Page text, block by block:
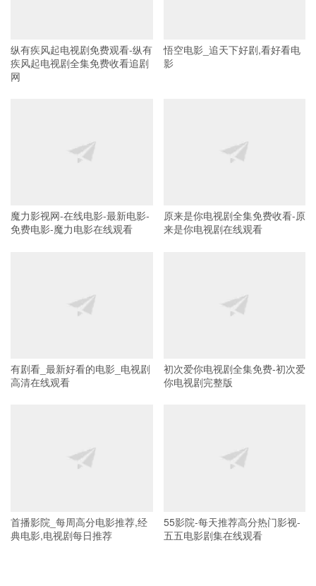
纵有疾风起电视剧免费观看-纵有
疾风起电视剧全集免费收看追剧
网
悟空电影_追天下好剧,看好看电
影
魔力影视网-在线电影-最新电影-
免费电影-魔力电影在线观看
原来是你电视剧全集免费收看-原
来是你电视剧在线观看
有剧看_最新好看的电影_电视剧
高清在线观看
初次爱你电视剧全集免费-初次爱
你电视剧完整版
首播影院_每周高分电影推荐,经
典电影,电视剧每日推荐
55影院-每天推荐高分热门影视-
五五电影剧集在线观看